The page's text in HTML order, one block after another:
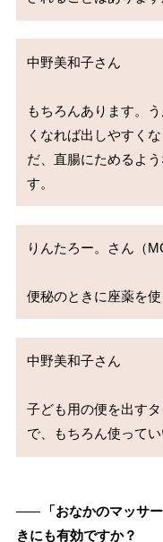
中野美和子さん
もちろんあります。
くなれば出しやすく
だ、直腸にためるよ
りんたろー。さん（
中野美和子さん
子ども用の便を出す
――「おなかのマッサ
きにも有効ですか？